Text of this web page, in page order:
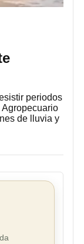
periodos
de lluvia y